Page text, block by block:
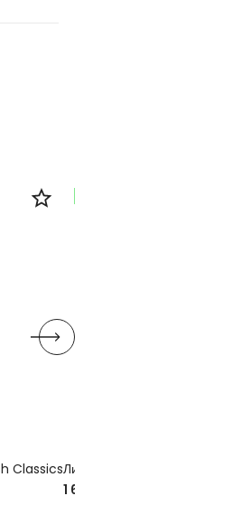
ClassicsЛиф бикини Printed Beach
1 600 ₽